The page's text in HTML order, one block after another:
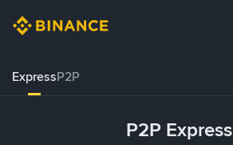
ExpressP2P
P2P Express